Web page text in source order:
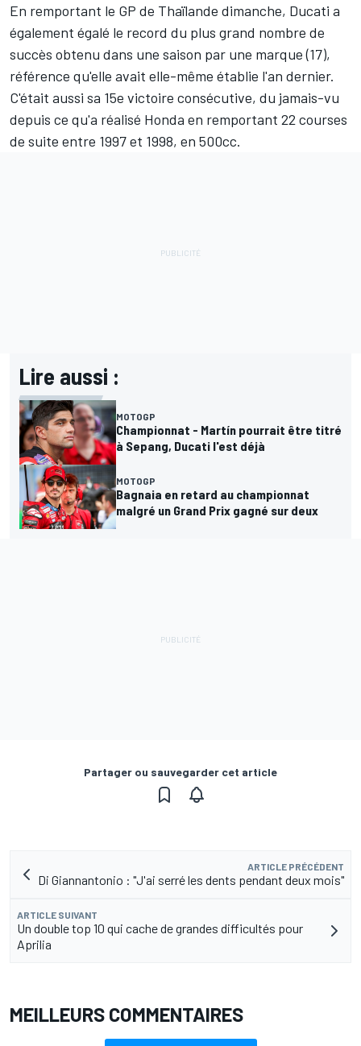
En remportant le GP de Thaïlande dimanche, Ducati a
également égalé le record du plus grand nombre de
succès obtenu dans une saison par une marque (17),
référence qu'elle avait elle-même établie l'an dernier.
C'était aussi sa 15e victoire consécutive, du jamais-vu
depuis ce qu'a réalisé Honda en remportant 22 courses
de suite entre 1997 et 1998, en 500cc.
Lire aussi :
MOTOGP
Championnat - Martín pourrait être titré
à Sepang, Ducati l'est déjà
MOTOGP
Bagnaia en retard au championnat
malgré un Grand Prix gagné sur deux
Partager ou sauvegarder cet article
ARTICLE PRÉCÉDENT
Di Giannantonio : "J'ai serré les dents pendant deux mois"
ARTICLE SUIVANT
Un double top 10 qui cache de grandes difficultés pour
Aprilia
MEILLEURS COMMENTAIRES